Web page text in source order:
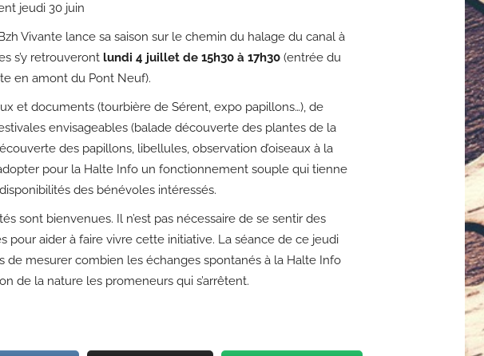
jeudi 30 juin
Vivante lance sa saison sur le chemin du halage du canal à
s’y retrouveront lundi 4 juillet de 15h30 à 17h30 (entrée du
en amont du Pont Neuf).
et documents (tourbière de Sérent, expo papillons…), de
envisageables (balade découverte des plantes de la
des papillons, libellules, observation d’oiseaux à la
pour la Halte Info un fonctionnement souple qui tienne
des bénévoles intéressés.
sont bienvenues. Il n’est pas nécessaire de se sentir des
pour aider à faire vivre cette initiative. La séance de ce jeudi
de mesurer combien les échanges spontanés à la Halte Info
de la nature les promeneurs qui s’arrêtent.